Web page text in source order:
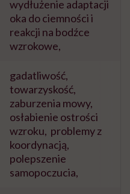
wydłużenie adaptacji
oka do ciemności i
reakcji na bodźce
wzrokowe,
gadatliwość,
towarzyskość,
zaburzenia mowy,
osłabienie ostrości
wzroku, problemy z
koordynacją,
polepszenie
samopoczucia,